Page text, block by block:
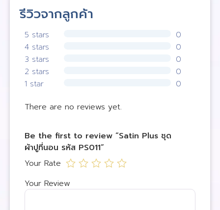
รีวิวจากลูกค้า
5 stars
0
4 stars
0
3 stars
0
2 stars
0
1 star
0
There are no reviews yet.
Be the first to review “Satin Plus ชุด
ผ้าปูที่นอน รหัส PS011”
Your Rate
Your Review